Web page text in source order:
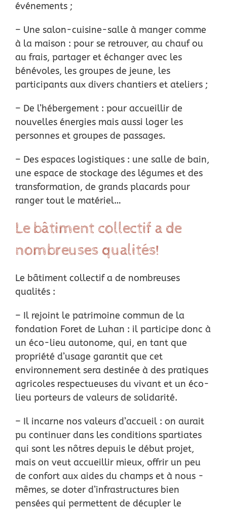
événements ;
– Une salon-cuisine-salle à manger comme
à la maison : pour se retrouver, au chauf ou
au frais, partager et échanger avec les
bénévoles, les groupes de jeune, les
participants aux divers chantiers et ateliers ;
– De l’hébergement : pour accueillir de
nouvelles énergies mais aussi loger les
personnes et groupes de passages.
– Des espaces logistiques : une salle de bain,
une espace de stockage des légumes et des
transformation, de grands placards pour
ranger tout le matériel…
Le bâtiment collectif a de
nombreuses qualités!
Le bâtiment collectif a de nombreuses
qualités :
– Il rejoint le patrimoine commun de la
fondation Foret de Luhan : il participe donc à
un éco-lieu autonome, qui, en tant que
propriété d’usage garantit que cet
environnement sera destinée à des pratiques
agricoles respectueuses du vivant et un éco-
lieu porteurs de valeurs de solidarité.
– Il incarne nos valeurs d’accueil : on aurait
pu continuer dans les conditions spartiates
qui sont les nôtres depuis le début projet,
mais on veut accueillir mieux, offrir un peu
de confort aux aides du champs et à nous -
mêmes, se doter d’infrastructures bien
pensées qui permettent de décupler le